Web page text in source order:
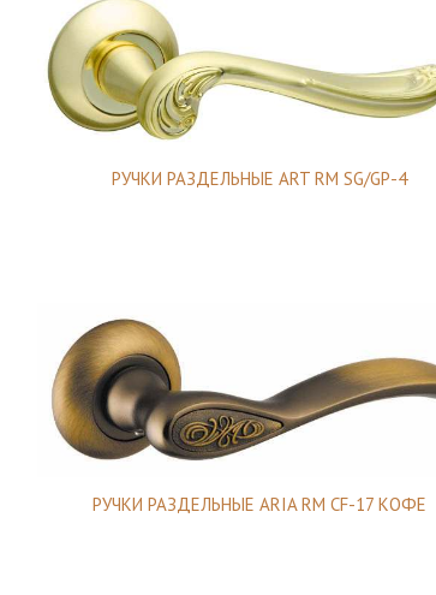
РУЧКИ РАЗДЕЛЬНЫЕ ART RM SG/GP-4
РУЧКИ РАЗДЕЛЬНЫЕ ARIA RM CF-17 КОФЕ